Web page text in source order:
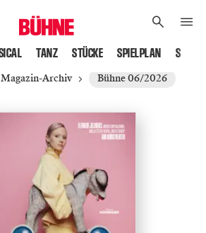
TANZ STÜCKE SPIELPLAN
Magazin-Archiv Bühne 06/2026